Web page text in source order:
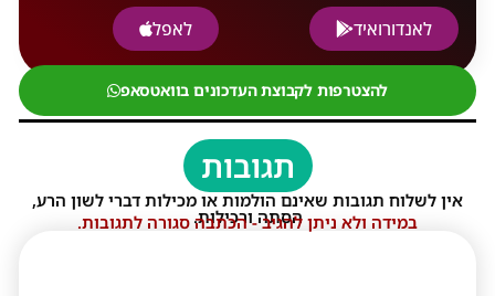
לאנדורואיד
לאפל
להצטרפות לקבוצת העדכונים בוואטסאפ
תגובות
אין לשלוח תגובות שאינם הולמות או מכילות דברי לשון הרע,
הסתה ורכילות.
במידה ולא ניתן להגיב - הכתבה סגורה לתגובות.